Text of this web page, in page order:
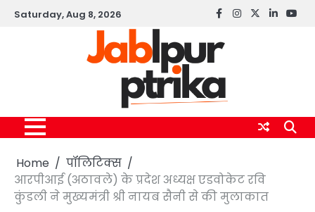
SkipSaturday, Aug 8, 2026 Facebook
instagram
twitterlinkedin
Home
पॉलिटिक्स
आरपीआई (अठावले) के प्रदेश अध्यक्ष एडवोकेट रवि
कुंडली ने मुख्यमंत्री श्री नायब सैनी से की मुलाकात